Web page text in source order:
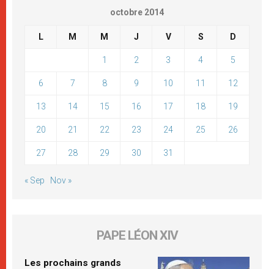
octobre 2014
L M M J V S D
1 2 3 4 5
6 7 8 9 10 11 12
13 14 15 16 17 18 19
20 21 22 23 24 25 26
27 28 29 30 31
« Sep Nov »
PAPE LÉON XIV
Les prochains grands